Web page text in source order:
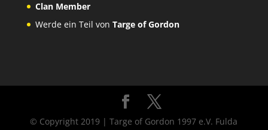
Clan Member
Werde ein Teil von Targe of Gordon
© Copyright 2019 | Targe of Gordon 1997 e.V. Fulda